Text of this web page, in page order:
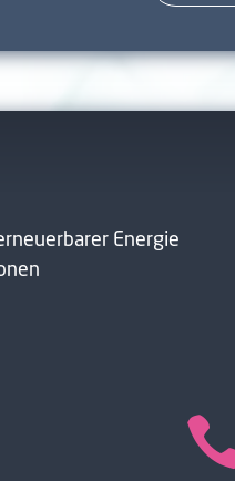
Energie